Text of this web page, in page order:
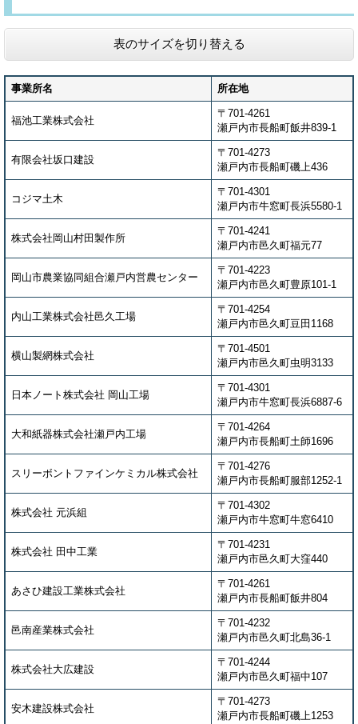
表のサイズを切り替える
事業所名 所在地
福池工業株式会社
〒701-4261
瀬戸内市長船町飯井839-1
有限会社坂口建設
〒701-4273
瀬戸内市長船町磯上436
コジマ土木
〒701-4301
瀬戸内市牛窓町長浜5580-1
株式会社岡山村田製作所
〒701-4241
瀬戸内市邑久町福元77
岡山市農業協同組合瀬戸内営農センター
〒701-4223
瀬戸内市邑久町豊原101-1
内山工業株式会社邑久工場
〒701-4254
瀬戸内市邑久町豆田1168
横山製網株式会社
〒701-4501
瀬戸内市邑久町虫明3133
日本ノート株式会社 岡山工場
〒701-4301
瀬戸内市牛窓町長浜6887-6
大和紙器株式会社瀬戸内工場
〒701-4264
瀬戸内市長船町土師1696
スリーボントファインケミカル株式会社
〒701-4276
瀬戸内市長船町服部1252-1
株式会社 元浜組
〒701-4302
瀬戸内市牛窓町牛窓6410
株式会社 田中工業
〒701-4231
瀬戸内市邑久町大窪440
あさひ建設工業株式会社
〒701-4261
瀬戸内市長船町飯井804
邑南産業株式会社
〒701-4232
瀬戸内市邑久町北島36-1
株式会社大広建設
〒701-4244
瀬戸内市邑久町福中107
安木建設株式会社
〒701-4273
瀬戸内市長船町磯上1253